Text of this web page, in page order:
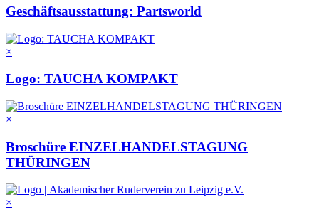
Geschäftsausstattung: Partsworld
×
Logo: TAUCHA KOMPAKT
×
Broschüre EINZELHANDELSTAGUNG
THÜRINGEN
×